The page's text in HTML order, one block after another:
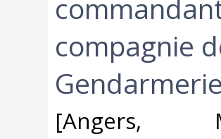
compagnie
‎[Angers,